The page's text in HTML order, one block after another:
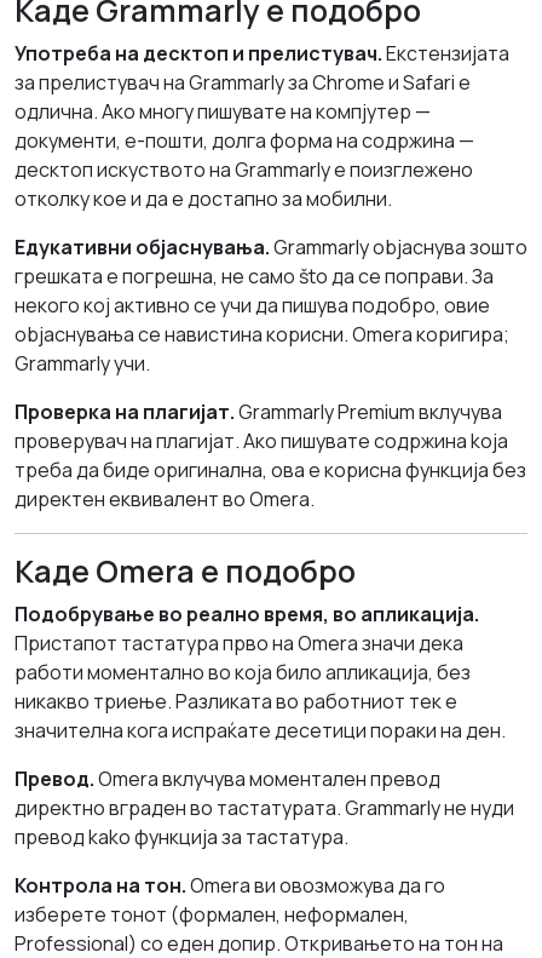
Каде Grammarly е подобро
Употреба на десктоп и прелистувач.Екстензијата
за прелистувач на Grammarly за Chrome и Safari е
одлична. Ако многу пишувате на компјутер —
документи, е-пошти, долга форма на содржина —
десктоп искуството на Grammarly е поизглежено
отколку кое и да е достапно за мобилни.
Едукативни објаснувања.Grammarly objаснува зошто
грешката е погрешна, не само što да се поправи. За
некого кој активно се учи да пишува подобро, овие
objаснувања се навистина корисни. Omera коригира;
Grammarly учи.
Проверка на плагијат.Grammarly Premium вклучува
проверувач на плагијат. Ако пишувате содржина koja
треба да биде оригинална, ова е корисна функција без
директен еквивалент во Omera.
Каде Omera е подобро
Подобрување во реално время, во апликација.
Пристапот тастатура прво на Omera значи дека
работи моментално во која било апликација, без
никакво триење. Разликата во работниот тек е
значителна кога испраќате десетици пораки на ден.
Превод.Omera вклучува моментален превод
директно вграден во тастатурата. Grammarly не нуди
превод kako функција за тастатура.
Контрола на тон.Omera ви овозможува да го
изберете тонот (формален, неформален,
Professional) со еден допир. Откривањето на тон на